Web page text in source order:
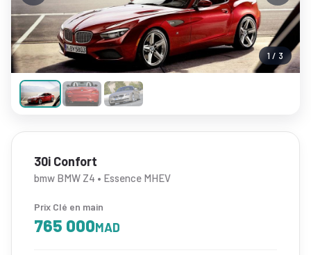
1 / 3
30i Confort
bmw BMW Z4 • Essence MHEV
Prix Clé en main
765 000MAD